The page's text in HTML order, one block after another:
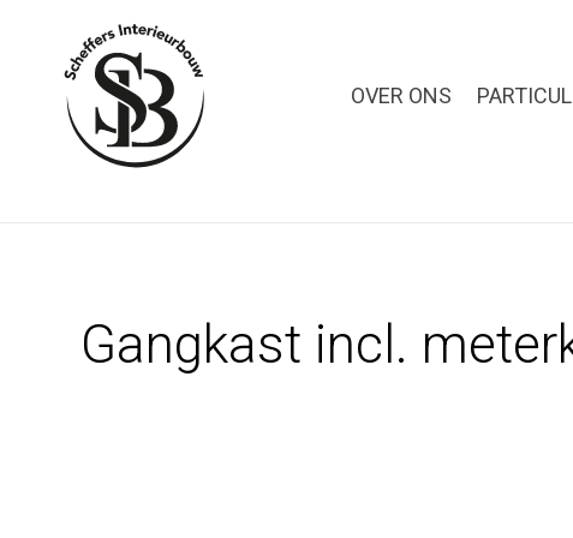
OVER ONS
Gangkast incl.